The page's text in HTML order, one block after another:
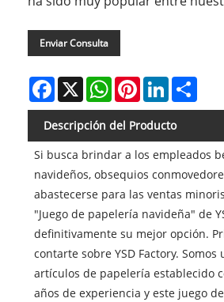
Enviar Consulta
Facebook
X WhatsAppPinterestLinkedIn
Descripción del Producto
Si busca brindar a los empleados
navideños, obsequios
abastecerse para las ventas
"Juego de papelería navideña" de
definitivamente su mejor opción.
contarte sobre YSD Factory.
artículos de papelería establecido
años de experiencia y este juego